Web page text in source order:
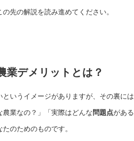
先の解説を読み進めてください。
業デメリットとは？
いうイメージがありますが、その裏に
業なの？」「実際はどんな問題点があ
のためのものです。